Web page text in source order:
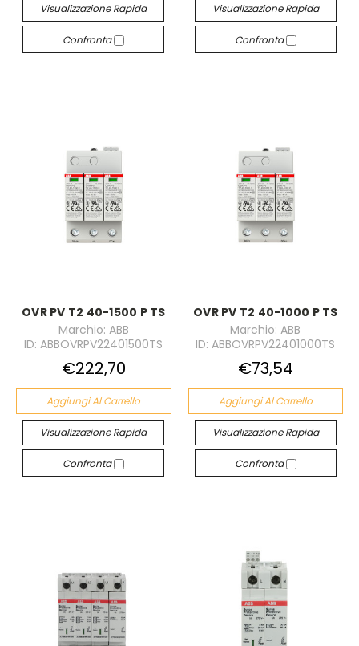
Visualizzazione Rapida
Confronta
Visualizzazione Rapida
Confronta
OVR PV T2 40-1500 P TS
Marchio: ABB
ID: ABBOVRPV22401500TS
€222,70
Aggiungi Al Carrello
Visualizzazione Rapida
Confronta
OVR PV T2 40-1000 P TS
Marchio: ABB
ID: ABBOVRPV22401000TS
€73,54
Aggiungi Al Carrello
Visualizzazione Rapida
Confronta